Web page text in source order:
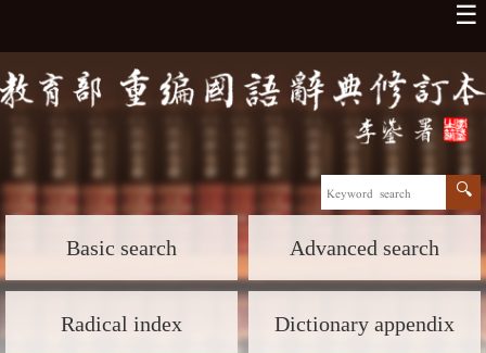
☰
Basic search Advanced search
Radical index Dictionary appendix